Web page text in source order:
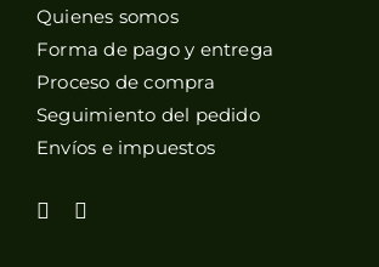
Quienes somos
Forma de pago y entrega
Proceso de compra
Seguimiento del pedido
Envíos e impuestos